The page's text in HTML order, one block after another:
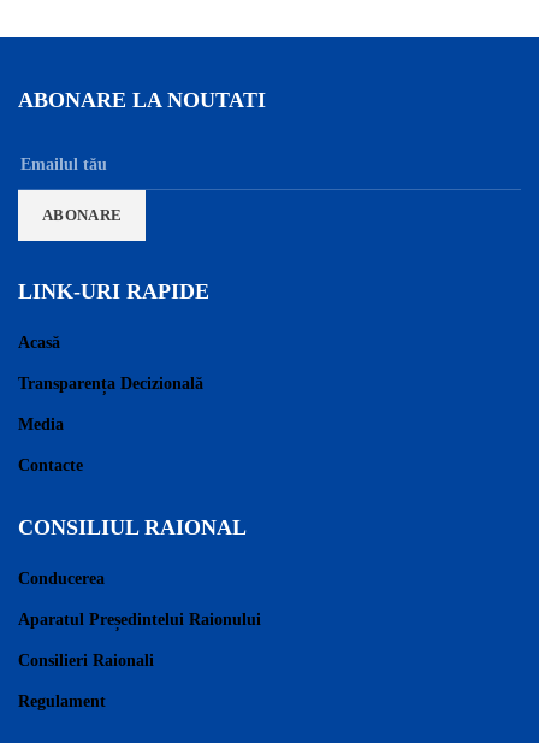
ABONARE LA NOUTATI
LINK-URI RAPIDE
Acasă
Transparența Decizională
Media
Contacte
CONSILIUL RAIONAL
Conducerea
Aparatul Președintelui Raionului
Consilieri Raionali
Regulament